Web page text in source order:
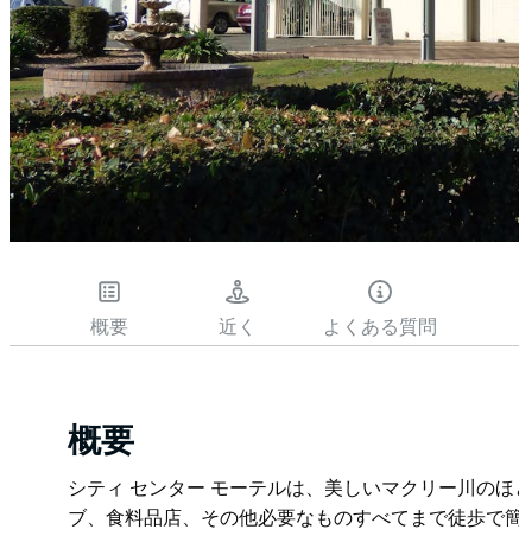
概要 近く よくある質問
概要
シティ センター モーテルは、美しいマクリー川の
ブ、食料品店、その他必要なものすべてまで徒歩で